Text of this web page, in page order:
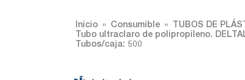
Inicio Consumible TUBOS DE
Tubo ultraclaro de polipropileno.
Tubos/caja: 500